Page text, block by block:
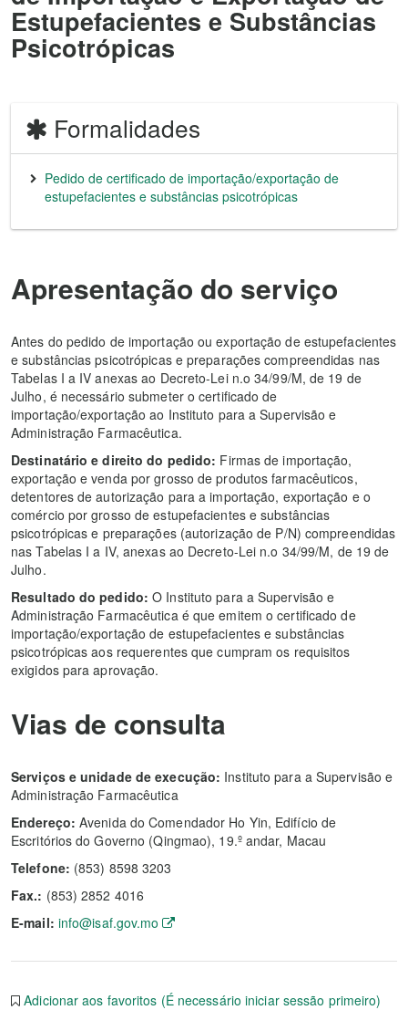
Estupefacientes e Substâncias
Psicotrópicas
Formalidades
Pedido de certificado de importação/exportação de
estupefacientes e substâncias psicotrópicas
Apresentação do serviço
Antes do pedido de importação ou exportação de estupefacientes
e substâncias psicotrópicas e preparações compreendidas nas
Tabelas I a IV anexas ao Decreto-Lei n.o 34/99/M, de 19 de
Julho, é necessário submeter o certificado de
importação/exportação ao Instituto para a Supervisão e
Administração Farmacêutica.
Destinatário e direito do pedido: Firmas de importação,
exportação e venda por grosso de produtos farmacêuticos,
detentores de autorização para a importação, exportação e o
comércio por grosso de estupefacientes e substâncias
psicotrópicas e preparações (autorização de P/N) compreendidas
nas Tabelas I a IV, anexas ao Decreto-Lei n.o 34/99/M, de 19 de
Julho.
Resultado do pedido:O Instituto para a Supervisão e
Administração Farmacêutica é que emitem o certificado de
importação/exportação de estupefacientes e substâncias
psicotrópicas aos requerentes que cumpram os requisitos
exigidos para aprovação.
Vias de consulta
Serviços e unidade de execução: Instituto para a Supervisão e
Administração Farmacêutica
Endereço: Avenida do Comendador Ho Yin, Edifício de
Escritórios do Governo (Qingmao), 19.º andar, Macau
Telefone: (853) 8598 3203
Fax.: (853) 2852 4016
E-mail: info@isaf.gov.mo
Adicionar aos favoritos (É necessário iniciar sessão primeiro)